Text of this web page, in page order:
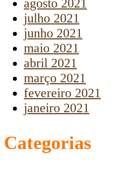
agosto 2021
julho 2021
junho 2021
maio 2021
abril 2021
março 2021
fevereiro 2021
janeiro 2021
Categorias